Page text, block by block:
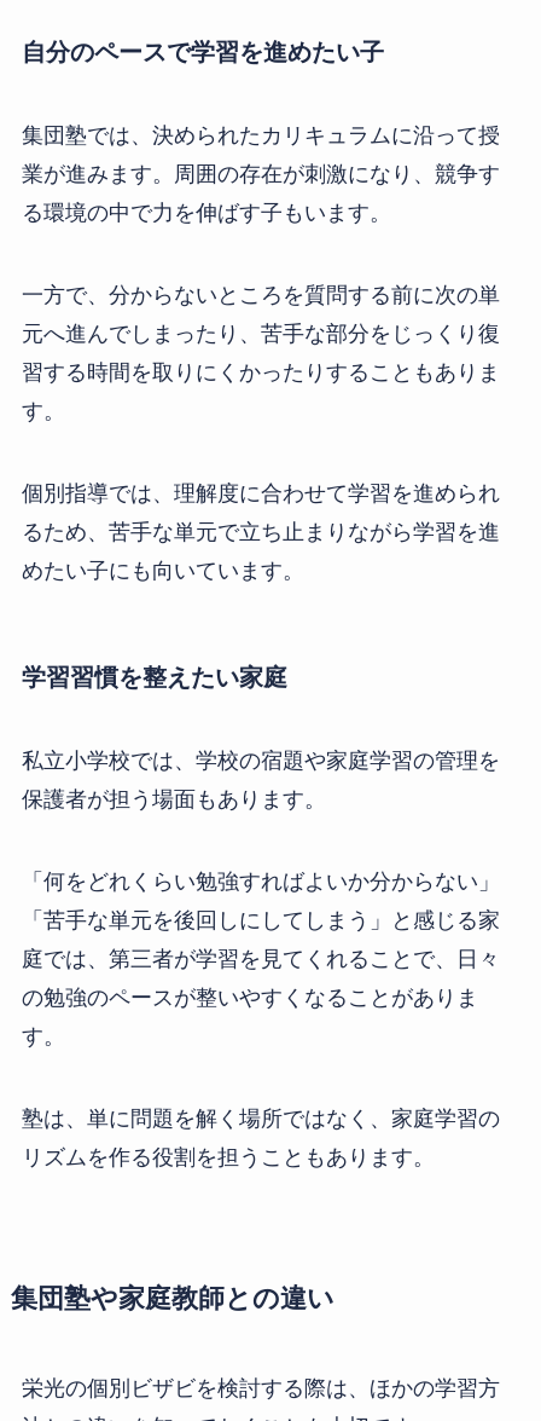
自分のペースで学習を進めたい子
集団塾では、決められたカリキュラムに沿って授
業が進みます。周囲の存在が刺激になり、競争す
る環境の中で力を伸ばす子もいます。
一方で、分からないところを質問する前に次の単
元へ進んでしまったり、苦手な部分をじっくり復
習する時間を取りにくかったりすることもありま
す。
個別指導では、理解度に合わせて学習を進められ
るため、苦手な単元で立ち止まりながら学習を進
めたい子にも向いています。
学習習慣を整えたい家庭
私立小学校では、学校の宿題や家庭学習の管理を
保護者が担う場面もあります。
「何をどれくらい勉強すればよいか分からない」
「苦手な単元を後回しにしてしまう」と感じる家
庭では、第三者が学習を見てくれることで、日々
の勉強のペースが整いやすくなることがありま
す。
塾は、単に問題を解く場所ではなく、家庭学習の
リズムを作る役割を担うこともあります。
集団塾や家庭教師との違い
栄光の個別ビザビを検討する際は、ほかの学習方